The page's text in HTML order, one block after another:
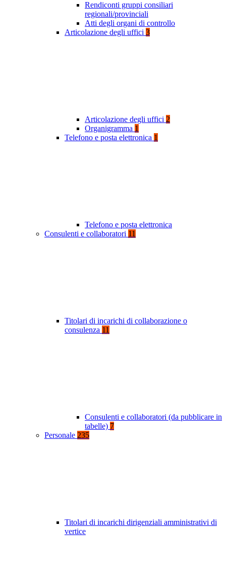
Rendiconti gruppi consiliari
regionali/provinciali
Atti degli organi di controllo
Articolazione degli uffici 3
Articolazione degli uffici 2
Organigramma 1
Telefono e posta elettronica 1
Telefono e posta elettronica
Consulenti e collaboratori 11
Titolari di incarichi di collaborazione o
consulenza 11
Consulenti e collaboratori (da pubblicare in
tabelle) 7
Personale 235
Titolari di incarichi dirigenziali amministrativi di
vertice